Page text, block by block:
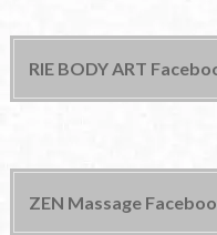
RIE BODY ART
ZEN Massage